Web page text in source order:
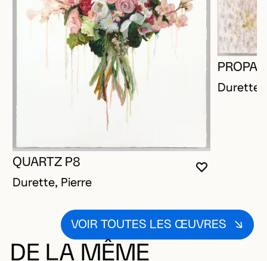
VOUS
FERMER
OUVRIR LA
QUARTZ P8
Durette, Pierre
Durette,
VOIR TOUTES LES ŒUVRES
DE LA MÊME